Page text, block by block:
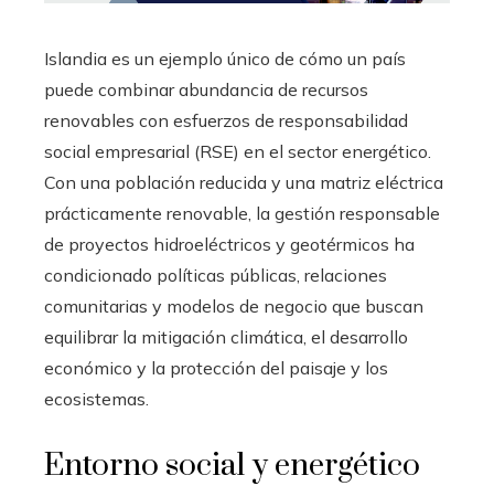
Islandia es un ejemplo único de cómo un país
puede combinar abundancia de recursos
renovables con esfuerzos de responsabilidad
social empresarial (RSE) en el sector energético.
Con una población reducida y una matriz eléctrica
prácticamente renovable, la gestión responsable
de proyectos hidroeléctricos y geotérmicos ha
condicionado políticas públicas, relaciones
comunitarias y modelos de negocio que buscan
equilibrar la mitigación climática, el desarrollo
económico y la protección del paisaje y los
ecosistemas.
Entorno social y energético